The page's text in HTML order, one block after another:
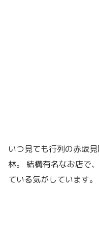
いつ見ても行列の赤坂
林。 結構有名なお店で
ている気がしています。